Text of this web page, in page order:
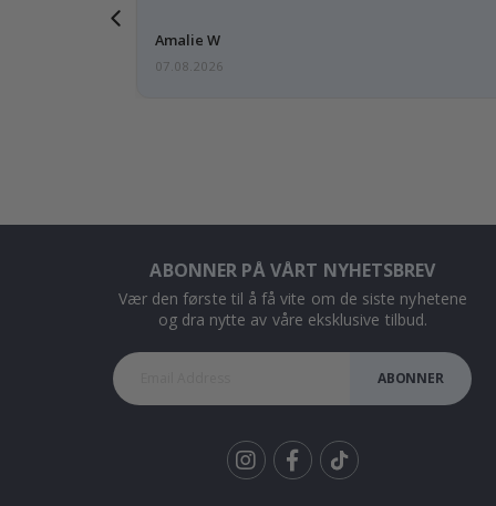
Amalie W
07.08.2026
ABONNER PÅ VÅRT NYHETSBREV
Vær den første til å få vite om de siste nyhetene
og dra nytte av våre eksklusive tilbud.
ABONNER